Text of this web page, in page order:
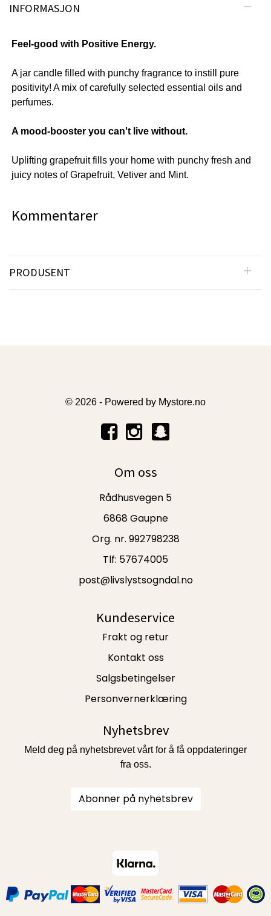
INFORMASJON
Feel-good with Positive Energy.
A jar candle filled with punchy fragrance to instill pure
positivity! A mix of carefully selected essential oils and
perfumes.
A mood-booster you can't live without.
Uplifting grapefruit fills your home with punchy fresh and
juicy notes of Grapefruit, Vetiver and Mint.
Kommentarer
PRODUSENT
© 2026 - Powered by Mystore.no
Om oss
Rådhusvegen 5
6868 Gaupne
Org. nr. 992798238
Tlf: 57674005
post@livslystsogndal.no
Kundeservice
Frakt og retur
Kontakt oss
Salgsbetingelser
Personvernerklæring
Nyhetsbrev
Meld deg på nyhetsbrevet vårt for å få oppdateringer
fra oss.
Abonner på nyhetsbrev